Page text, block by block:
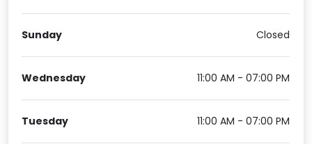
Sunday Closed
Wednesday 11:00 AM - 07:00 PM
Tuesday 11:00 AM - 07:00 PM